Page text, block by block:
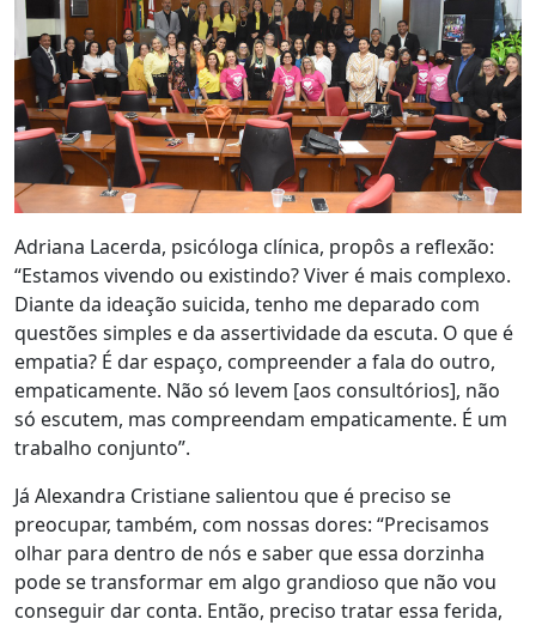
Adriana Lacerda, psicóloga clínica, propôs a reflexão:
“Estamos vivendo ou existindo? Viver é mais complexo.
Diante da ideação suicida, tenho me deparado com
questões simples e da assertividade da escuta. O que é
empatia? É dar espaço, compreender a fala do outro,
empaticamente. Não só levem [aos consultórios], não
só escutem, mas compreendam empaticamente. É um
trabalho conjunto”.
Já Alexandra Cristiane salientou que é preciso se
preocupar, também, com nossas dores: “Precisamos
olhar para dentro de nós e saber que essa dorzinha
pode se transformar em algo grandioso que não vou
conseguir dar conta. Então, preciso tratar essa ferida,